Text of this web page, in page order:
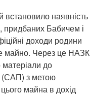
наявність
придбаних Бабичем і
доходи родини
майно. Через це НАЗК
до
(САП) з метою
майна в дохід